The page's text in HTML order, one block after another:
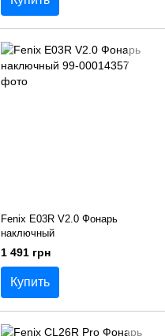
Fenix E03R V2.0 Фонарь
наключный
1 491 грн
Купить